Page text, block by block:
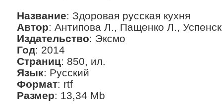
Название: Здоровая русская кухня
Автор: Антипова Л., Пащенко Л.,
Издательство: Эксмо
Год: 2014
Страниц: 850, ил.
Язык: Русский
Формат: rtf
Размер: 13,34 Mb